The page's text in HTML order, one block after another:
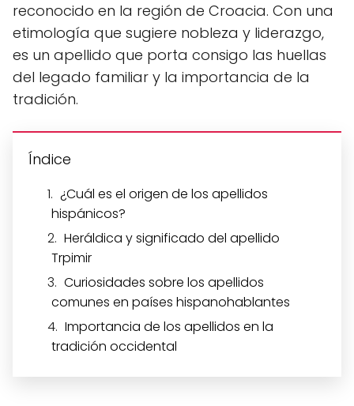
reconocido en la región de Croacia. Con una
etimología que sugiere nobleza y liderazgo,
es un apellido que porta consigo las huellas
del legado familiar y la importancia de la
tradición.
Índice
¿Cuál es el origen de los apellidos
hispánicos?
Heráldica y significado del apellido
Trpimir
Curiosidades sobre los apellidos
comunes en países hispanohablantes
Importancia de los apellidos en la
tradición occidental